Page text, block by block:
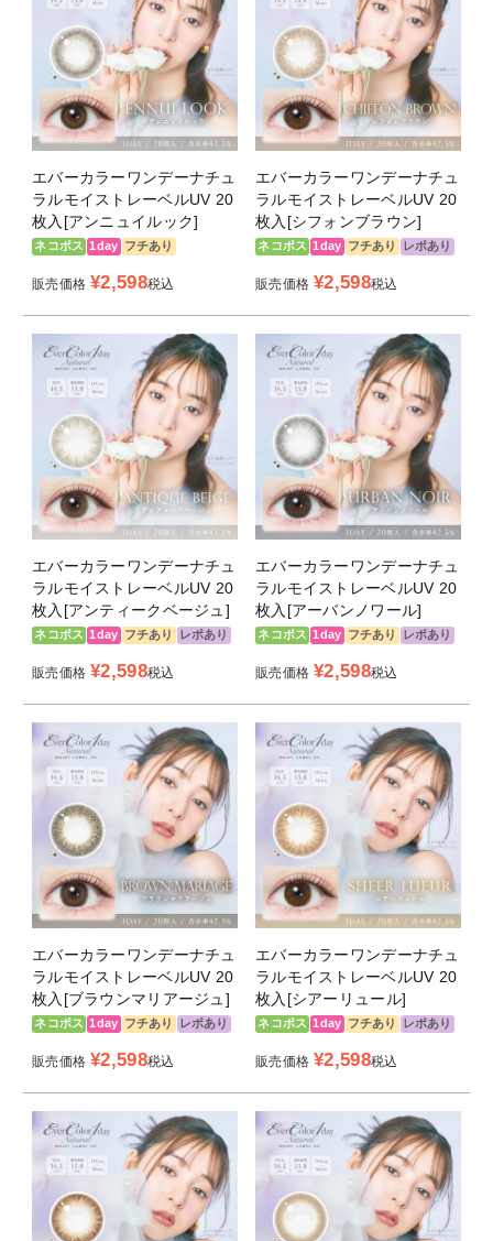
⑤非イオン性レンズ
・レンズの汚れの原因、涙液汚れ（タンパク質等）を 吸
収しにくい非イオン性素材を使用。 そのため、花粉対策に
もおすすめのカラコンです！
＜ローズミューズ -Rose Muse-＞
DIA14.5ｍｍ 着色直径13.8ｍｍ
女性らしく儚げなカラーにこだわりました♡
デートや女子会に着けてほしい！
＜ティアーミューズ -Tear Muse-＞
DIA14.5ｍｍ 着色直径13.6ｍｍ
ピュアでカワイイ瞳がテーマ♡
自然な仕上がりだからシーンを問わず毎日使ってほしい！
新木優子プロデュースカラー
＜フィールグッド -Feel Good-＞
DIA14.5ｍｍ 着色直径13.6ｍｍ
「ハッピーで心地よい気分」 あたたかみのあるハニーベ
がりに。♡
＜アンニュイルック -Ennui Look-＞
DIA14.5ｍｍ 着色直径13.6ｍｍ
「儚い女性らしさ」 うるみ感のある落ち着いた発色と、
＜ブラウンマリアージュ -Brown Mariage-＞
DIA14.5ｍｍ 着色直径13.8ｍｍ
ダークブラウンが瞳を引き締め、存在感を生み出します。
瞳の色と混ざり合うように計算した透け感のあるデザイン
なので、深みと奥行き感のある繊細な目もとに仕上げます。
＜アンティークベージュ -Antique Beige-＞
DIA14.5ｍｍ 着色直径13.8ｍｍ
自然と目になじむふんわりダークカラーフチと瞳の色素を薄
くするくすみベージュカラーで淡く儚げな印象になる、色素
薄い系レンズです。
＜シフォンブラウン -Chiffon Brown-＞
トーンアップカラーで裸眼風に盛れる、ふんわり定番系レン
ズ。
＜アーバンノワール -Urban Noir-＞
DIA14.5ｍｍ 着色直径13.8ｍｍ
エバーカラーワンデーナチュ
ラルモイストレーベルUV 20
枚入[アンニュイルック]
ネコポス 1day フチあり
販売価格 ¥2,598税込
エバーカラーワンデーナチュ
ラルモイストレーベルUV 20
枚入[シフォンブラウン]
ネコポス 1day フチあり レポあり
販売価格 ¥2,598税込
エバーカラーワンデーナチュ
ラルモイストレーベルUV 20
枚入[アンティークベージュ]
ネコポス 1day フチあり レポあり
販売価格 ¥2,598税込
エバーカラーワンデーナチュ
ラルモイストレーベルUV 20
枚入[アーバンノワール]
ネコポス 1day フチあり レポあり
販売価格 ¥2,598税込
エバーカラーワンデーナチュ
ラルモイストレーベルUV 20
枚入[ブラウンマリアージュ]
ネコポス 1day フチあり レポあり
販売価格 ¥2,598税込
エバーカラーワンデーナチュ
ラルモイストレーベルUV 20
枚入[シアーリュール]
ネコポス 1day フチあり レポあり
販売価格 ¥2,598税込